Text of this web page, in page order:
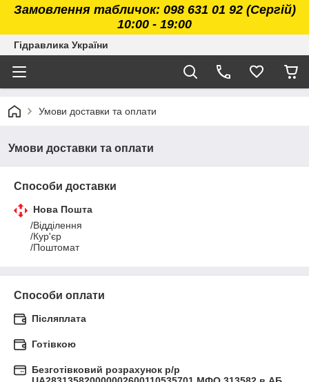
Замовлення табличок: 098 631 01 92 (Сергій)
10:00 - 19:00
Гідравлика України
Умови доставки та оплати
Умови доставки та оплати
Способи доставки
Нова Пошта
/Відділення
/Кур'єр
/Поштомат
Способи оплати
Післяплата
Готівкою
Безготівковий розрахунок р/р